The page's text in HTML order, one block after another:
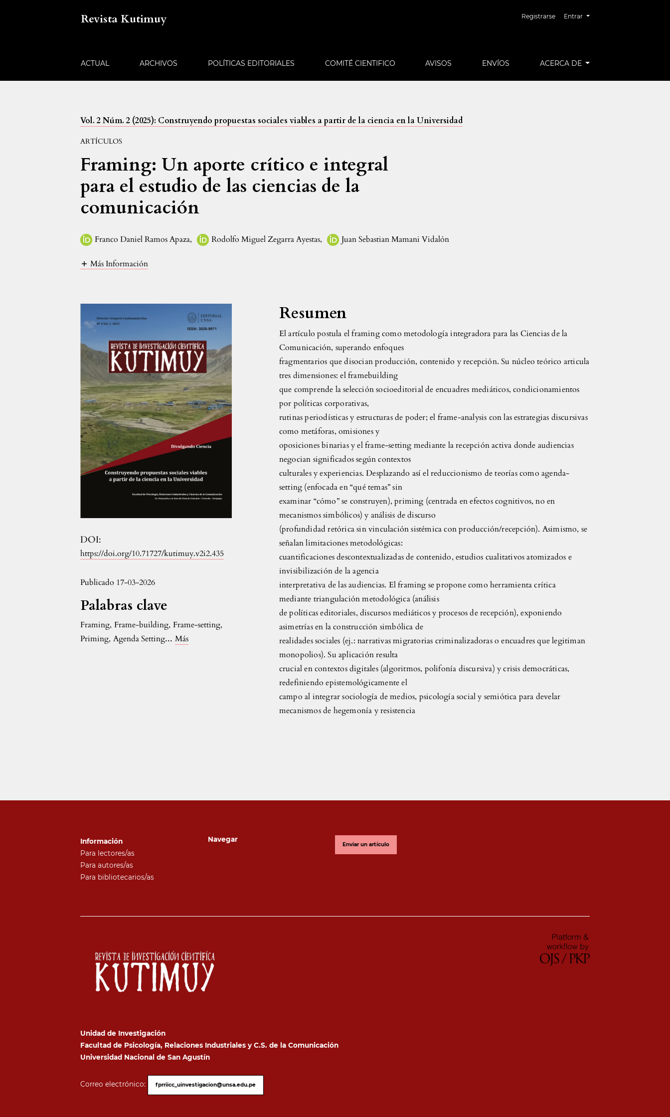
Revista Kutimuy Registrarse Entrar
ACTUAL ARCHIVOS POLÍTICAS EDITORIALES COMITÉ CIENTIFICO AVISOS ENVÍOS ACERCA DE
Vol. 2 Núm. 2 (2025): Construyendo propuestas sociales viables a partir de la ciencia en la Universidad
ARTÍCULOS
Framing: Un aporte crítico e integral
para el estudio de las ciencias de la
comunicación
Franco Daniel Ramos Apaza, Rodolfo Miguel Zegarra Ayestas, Juan Sebastian Mamani Vidalón
Más Información
DOI:
https://doi.org/10.71727/kutimuy.v2i2.435
Publicado 17-03-2026
Palabras clave
Framing, Frame-building, Frame-setting,
Priming, Agenda Setting... Más
Resumen
El artículo postula el framing como metodología integradora para las Ciencias de la
Comunicación, superando enfoques
fragmentarios que disocian producción, contenido y recepción. Su núcleo teórico articula
tres dimensiones: el framebuilding
que comprende la selección socioeditorial de encuadres mediáticos, condicionamientos
por políticas corporativas,
rutinas periodísticas y estructuras de poder; el frame-analysis con las estrategias discursivas
como metáforas, omisiones y
oposiciones binarias y el frame-setting mediante la recepción activa donde audiencias
negocian significados según contextos
culturales y experiencias. Desplazando así el reduccionismo de teorías como agenda-
setting (enfocada en “qué temas” sin
examinar “cómo” se construyen), priming (centrada en efectos cognitivos, no en
mecanismos simbólicos) y análisis de discurso
(profundidad retórica sin vinculación sistémica con producción/recepción). Asimismo, se
señalan limitaciones metodológicas:
cuantificaciones descontextualizadas de contenido, estudios cualitativos atomizados e
invisibilización de la agencia
interpretativa de las audiencias. El framing se propone como herramienta crítica
mediante triangulación metodológica (análisis
de políticas editoriales, discursos mediáticos y procesos de recepción), exponiendo
asimetrías en la construcción simbólica de
realidades sociales (ej.: narrativas migratorias criminalizadoras o encuadres que legitiman
monopolios). Su aplicación resulta
crucial en contextos digitales (algoritmos, polifonía discursiva) y crisis democráticas,
redefiniendo epistemológicamente el
campo al integrar sociología de medios, psicología social y semiótica para develar
mecanismos de hegemonía y resistencia
Información
Para lectores/as
Para autores/as
Para bibliotecarios/as
Navegar
Enviar un artículo
Unidad de Investigación
Facultad de Psicología, Relaciones Industriales y C.S. de la Comunicación
Universidad Nacional de San Agustín
Correo electrónico: fprriicc_uinvestigacion@unsa.edu.pe